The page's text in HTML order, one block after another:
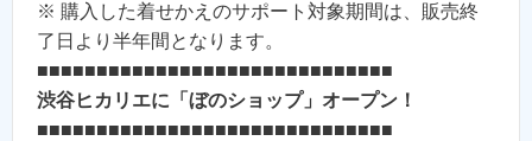
※ 購入した着せかえのサポート対象期間は、販売終
了日より半年間となります。
■■■■■■■■■■■■■■■■■■■■■■■■■■■■■■
渋谷ヒカリエに「ぼのショップ」オープン！
■■■■■■■■■■■■■■■■■■■■■■■■■■■■■■